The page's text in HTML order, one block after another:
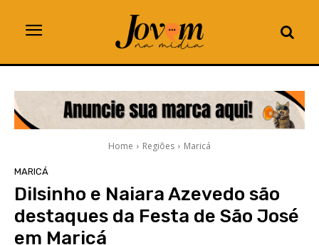
Home Regiões Maricá
MARICÁ
Dilsinho e Naiara Azevedo são
destaques da Festa de São José
em Maricá